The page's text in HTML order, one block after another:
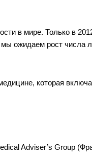
в мире. Только в
ожидаем рост числа
которая
Adviser’s Group